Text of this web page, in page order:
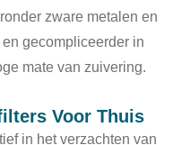
zware metalen en
gecompliceerder in
mate van zuivering.
Voor Thuis
in het verzachten van